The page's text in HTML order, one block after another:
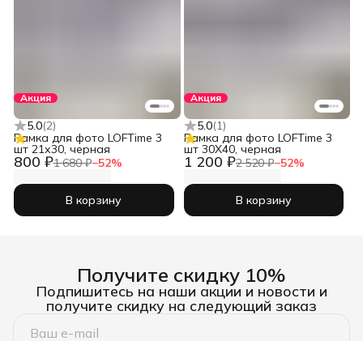
Акция
5.0(2)
800 ₽1 680 ₽−52%
Рамка для фото LOFTime 3
шт 21х30, черная
В корзину
Акция
5.0(1)
1 200 ₽2 520 ₽−52%
Рамка для фото LOFTime 3
шт 30Х40, черная
В корзину
Получите скидку 10%
Подпишитесь на наши акции и новости и
получите скидку на следующий заказ